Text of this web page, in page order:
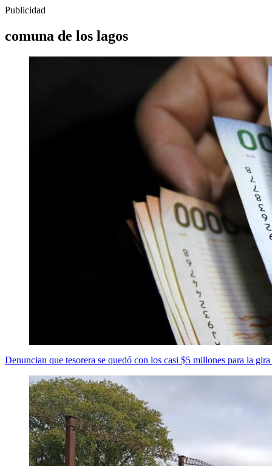
Publicidad
comuna de los lagos
Denuncian que tesorera se quedó con los casi $5 millones para la